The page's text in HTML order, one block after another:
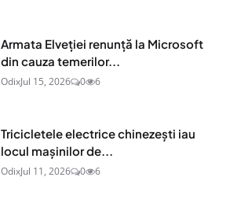
Armata Elveției renunță la Microsoft
din cauza temerilor...
OdixJul 15, 2026 0 6
Tricicletele electrice chinezești iau
locul mașinilor de...
OdixJul 11, 2026 0 6